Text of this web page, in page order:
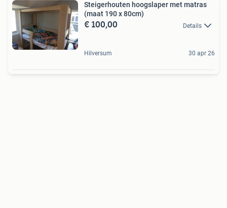
Steigerhouten hoogslaper met matras
(maat 190 x 80cm)
€ 100,00 Details
Hilversum 30 apr 26